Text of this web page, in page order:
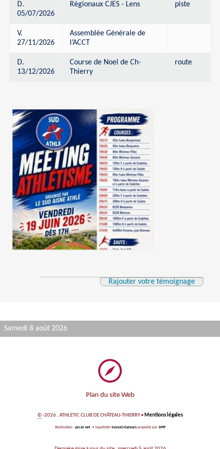
D.
05/07/2026
Régionaux CJES - Lens piste
V.
27/11/2026
Assemblée Générale de
l’ACCT
D.
13/12/2026
Course de Noel de Ch-
Thierry
route
Rajouter votre témoignage
Samedi 8 août 2026
Plan du site Web
©-2026 , ATHLETIC CLUB DE CHÂTEAU-THIERRY•Mentions légales
Réalisation : pyrat.net •Squelette SoyezCréateurspropulsé par SPIP